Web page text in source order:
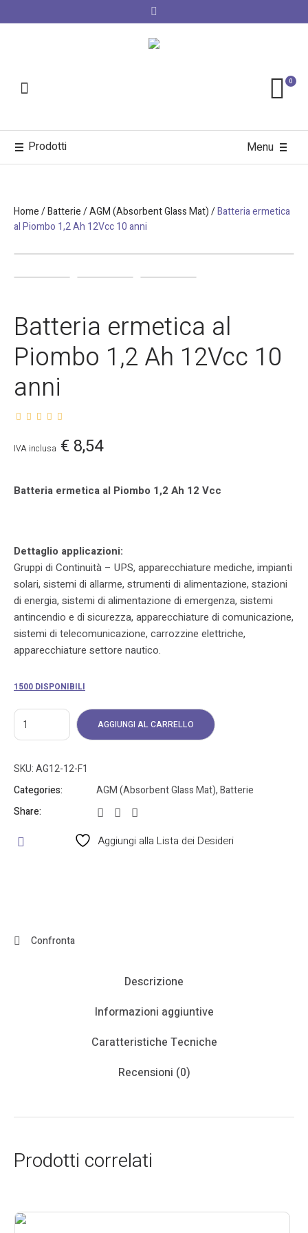
0
Prodotti Menu
Home/Batterie/AGM (Absorbent Glass Mat)/Batteria ermetica
al Piombo 1,2 Ah 12Vcc 10 anni
Batteria ermetica al
Piombo 1,2 Ah 12Vcc 10
anni
€ 8,54
IVA inclusa
Batteria ermetica al Piombo 1,2 Ah 12 Vcc
Dettaglio applicazioni:
Gruppi di Continuità – UPS, apparecchiature mediche, impianti
solari, sistemi di allarme, strumenti di alimentazione, stazioni
di energia, sistemi di alimentazione di emergenza, sistemi
antincendio e di sicurezza, apparecchiature di comunicazione,
sistemi di telecomunicazione, carrozzine elettriche,
apparecchiature settore nautico.
1500 DISPONIBILI
AGGIUNGI AL CARRELLO
SKU:AG12-12-F1
Categories:
AGM (Absorbent Glass Mat),Batterie
Share:
Aggiungi alla Lista dei Desideri
Confronta
Descrizione
Informazioni aggiuntive
Caratteristiche Tecniche
Recensioni (0)
Prodotti correlati